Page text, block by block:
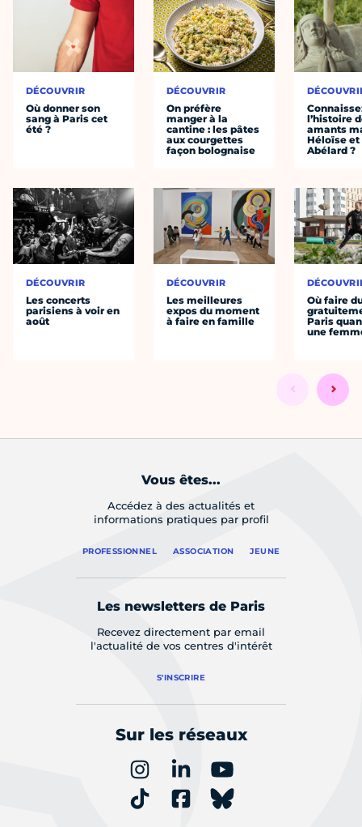
DÉCOUVRIR
Où donner son
sang à Paris cet
été ?
DÉCOUVRIR
Les concerts
parisiens à voir en
août
DÉCOUVRIR
On préfère
manger à la
cantine : les pâtes
aux courgettes
façon bolognaise
DÉCOUVRIR
Les meilleures
expos du moment
à faire en famille
l’histoire
amants
Héloïse et
Abélard ?
Où faire
Paris
une
Vous êtes...
Accédez à des actualités et
informations pratiques par profil
PROFESSIONNEL ASSOCIATION JEUNE
Les newsletters de Paris
Recevez directement par email
l'actualité de vos centres d'intérêt
S'INSCRIRE
Sur les réseaux